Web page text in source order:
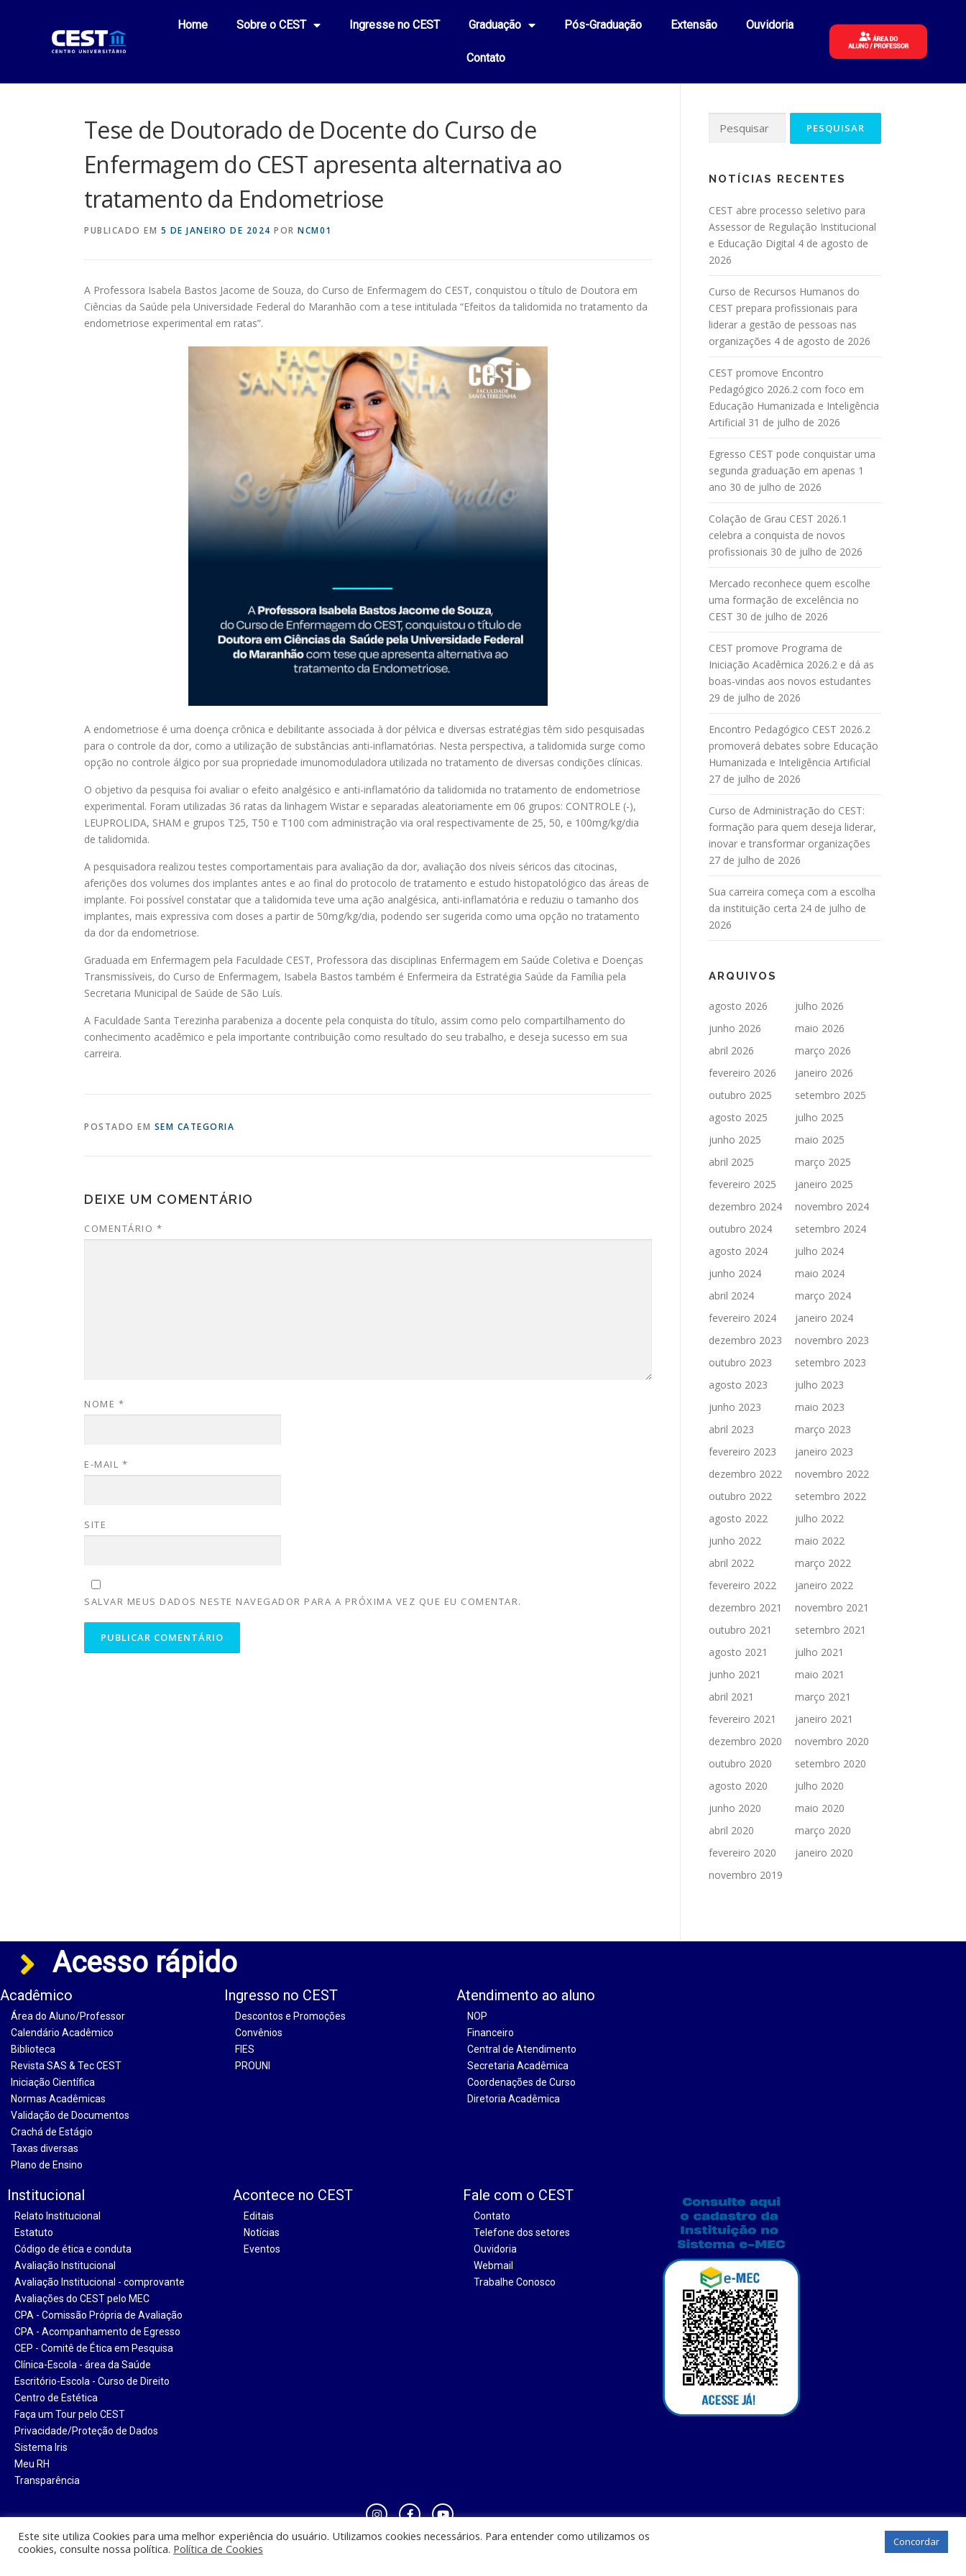
Home Sobre o CEST Ingresse no CEST Graduação Pós-Graduação Extensão Ouvidoria
Contato
Tese de Doutorado de Docente do Curso de
Enfermagem do CEST apresenta alternativa ao
tratamento da Endometriose
PUBLICADO EM 5 DE JANEIRO DE 2024 POR NCM01
A Professora Isabela Bastos Jacome de Souza, do Curso de Enfermagem do CEST, conquistou o título de Doutora em
Ciências da Saúde pela Universidade Federal do Maranhão com a tese intitulada “Efeitos da talidomida no tratamento da
endometriose experimental em ratas”.
A endometriose é uma doença crônica e debilitante associada à dor pélvica e diversas estratégias têm sido pesquisadas
para o controle da dor, como a utilização de substâncias anti-inflamatórias. Nesta perspectiva, a talidomida surge como
opção no controle álgico por sua propriedade imunomoduladora utilizada no tratamento de diversas condições clínicas.
O objetivo da pesquisa foi avaliar o efeito analgésico e anti-inflamatório da talidomida no tratamento de endometriose
experimental. Foram utilizadas 36 ratas da linhagem Wistar e separadas aleatoriamente em 06 grupos: CONTROLE (-),
LEUPROLIDA, SHAM e grupos T25, T50 e T100 com administração via oral respectivamente de 25, 50, e 100mg/kg/dia
de talidomida.
A pesquisadora realizou testes comportamentais para avaliação da dor, avaliação dos níveis séricos das citocinas,
aferições dos volumes dos implantes antes e ao final do protocolo de tratamento e estudo histopatológico das áreas de
implante. Foi possível constatar que a talidomida teve uma ação analgésica, anti-inflamatória e reduziu o tamanho dos
implantes, mais expressiva com doses a partir de 50mg/kg/dia, podendo ser sugerida como uma opção no tratamento
da dor da endometriose.
Graduada em Enfermagem pela Faculdade CEST, Professora das disciplinas Enfermagem em Saúde Coletiva e Doenças
Transmissíveis, do Curso de Enfermagem, Isabela Bastos também é Enfermeira da Estratégia Saúde da Família pela
Secretaria Municipal de Saúde de São Luís.
A Faculdade Santa Terezinha parabeniza a docente pela conquista do título, assim como pelo compartilhamento do
conhecimento acadêmico e pela importante contribuição como resultado do seu trabalho, e deseja sucesso em sua
carreira.
POSTADO EM SEM CATEGORIA
DEIXE UM COMENTÁRIO
COMENTÁRIO *
NOME *
E-MAIL *
SITE
SALVAR MEUS DADOS NESTE NAVEGADOR PARA A PRÓXIMA VEZ QUE EU COMENTAR.
NOTÍCIAS RECENTES
CEST abre processo seletivo para
Assessor de Regulação Institucional
e Educação Digital 4 de agosto de
2026
Curso de Recursos Humanos do
CEST prepara profissionais para
liderar a gestão de pessoas nas
organizações 4 de agosto de 2026
CEST promove Encontro
Pedagógico 2026.2 com foco em
Educação Humanizada e Inteligência
Artificial 31 de julho de 2026
Egresso CEST pode conquistar uma
segunda graduação em apenas 1
ano 30 de julho de 2026
Colação de Grau CEST 2026.1
celebra a conquista de novos
profissionais 30 de julho de 2026
Mercado reconhece quem escolhe
uma formação de excelência no
CEST 30 de julho de 2026
CEST promove Programa de
Iniciação Acadêmica 2026.2 e dá as
boas-vindas aos novos estudantes
29 de julho de 2026
Encontro Pedagógico CEST 2026.2
promoverá debates sobre Educação
Humanizada e Inteligência Artificial
27 de julho de 2026
Curso de Administração do CEST:
formação para quem deseja liderar,
inovar e transformar organizações
27 de julho de 2026
Sua carreira começa com a escolha
da instituição certa 24 de julho de
2026
ARQUIVOS
agosto 2026
julho 2026
junho 2026
maio 2026
abril 2026
março 2026
fevereiro 2026
janeiro 2026
outubro 2025
setembro 2025
agosto 2025
julho 2025
junho 2025
maio 2025
abril 2025
março 2025
fevereiro 2025
janeiro 2025
dezembro 2024
novembro 2024
outubro 2024
setembro 2024
agosto 2024
julho 2024
junho 2024
maio 2024
abril 2024
março 2024
fevereiro 2024
janeiro 2024
dezembro 2023
novembro 2023
outubro 2023
setembro 2023
agosto 2023
julho 2023
junho 2023
maio 2023
abril 2023
março 2023
fevereiro 2023
janeiro 2023
dezembro 2022
novembro 2022
outubro 2022
setembro 2022
agosto 2022
julho 2022
junho 2022
maio 2022
abril 2022
março 2022
fevereiro 2022
janeiro 2022
dezembro 2021
novembro 2021
outubro 2021
setembro 2021
agosto 2021
julho 2021
junho 2021
maio 2021
abril 2021
março 2021
fevereiro 2021
janeiro 2021
dezembro 2020
novembro 2020
outubro 2020
setembro 2020
agosto 2020
julho 2020
junho 2020
maio 2020
abril 2020
março 2020
fevereiro 2020
janeiro 2020
novembro 2019
Acesso rápido
Acadêmico
Área do Aluno/Professor
Calendário Acadêmico
Biblioteca
Revista SAS & Tec CEST
Iniciação Científica
Normas Acadêmicas
Validação de Documentos
Crachá de Estágio
Taxas diversas
Plano de Ensino
Ingresso no CEST
Descontos e Promoções
Convênios
FIES
PROUNI
Atendimento ao aluno
NOP
Financeiro
Central de Atendimento
Secretaria Acadêmica
Coordenações de Curso
Diretoria Acadêmica
Institucional
Relato Institucional
Estatuto
Código de ética e conduta
Avaliação Institucional
Avaliação Institucional - comprovante
Avaliações do CEST pelo MEC
CPA - Comissão Própria de Avaliação
CPA - Acompanhamento de Egresso
CEP - Comitê de Ética em Pesquisa
Clínica-Escola - área da Saúde
Escritório-Escola - Curso de Direito
Centro de Estética
Faça um Tour pelo CEST
Privacidade/Proteção de Dados
Sistema Iris
Meu RH
Transparência
Acontece no CEST
Editais
Notícias
Eventos
Fale com o CEST
Contato
Telefone dos setores
Ouvidoria
Webmail
Trabalhe Conosco
Este site utiliza Cookies para uma melhor experiência do usuário. Utilizamos cookies necessários. Para entender como utilizamos os
cookies, consulte nossa política. Política de Cookies Concordar